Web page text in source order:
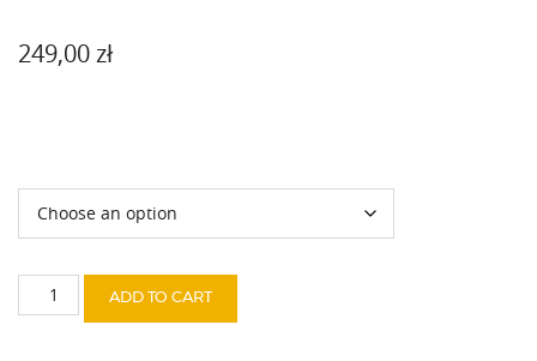
249,00zł
PackBox
Set
ADD TO CART